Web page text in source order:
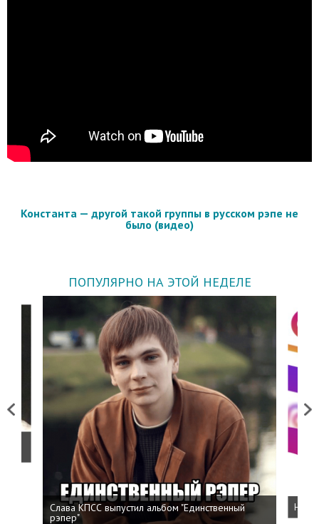
Константа — другой такой группы в русском рэпе не
было (видео)
ПОПУЛЯРНО НА ЭТОЙ НЕДЕЛЕ
Previous
Слава КПСС выпустил альбом "Единственный
рэпер"
Next